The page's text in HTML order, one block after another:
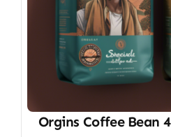
Orgins Coffee Bean 4